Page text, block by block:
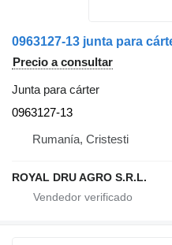
0963127-13 junta para
Precio a consultar
Junta para cárter
0963127-13
Rumanía, Cristesti
ROYAL DRU AGRO S.R.L.